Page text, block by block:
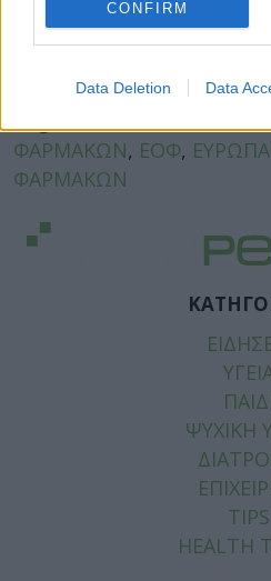
CONFIRM
Data Deletion Data
ΦΑΡΜΑΚΩΝ, ΕΟΦ,
ΦΑΡΜΑΚΩΝ
ΠΑΙΔΙ
ΨΥΧΙΚΗ
TIPS
HEALTH